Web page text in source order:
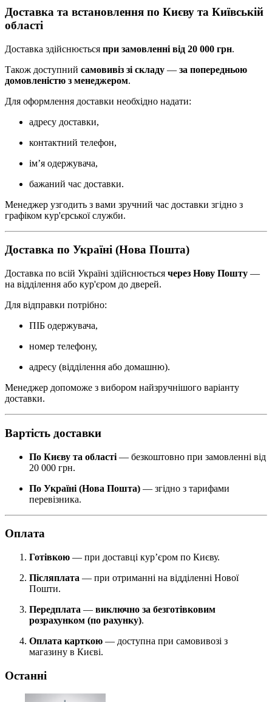
Доставка та встановлення по Києву та Київській
області
Доставка здійснюється при замовленні від 20 000 грн.
Також доступний самовивіз зі складу — за попередньою
домовленістю з менеджером.
Для оформлення доставки необхідно надати:
адресу доставки,
контактний телефон,
ім’я одержувача,
бажаний час доставки.
Менеджер узгодить з вами зручний час доставки згідно з
графіком кур'єрської служби.
Доставка по Україні (Нова Пошта)
Доставка по всій Україні здійснюється через Нову Пошту —
на відділення або кур'єром до дверей.
Для відправки потрібно:
ПІБ одержувача,
номер телефону,
адресу (відділення або домашню).
Менеджер допоможе з вибором найзручнішого варіанту
доставки.
Вартість доставки
По Києву та області — безкоштовно при замовленні від
20 000 грн.
По Україні (Нова Пошта) — згідно з тарифами
перевізника.
Оплата
Готівкою — при доставці кур’єром по Києву.
Післяплата — при отриманні на відділенні Нової
Пошти.
Передплата — виключно за безготівковим
розрахунком (по рахунку).
Оплата карткою — доступна при самовивозі з
магазину в Києві.
Останні